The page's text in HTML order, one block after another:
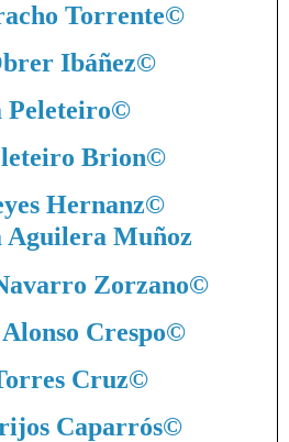
Torrente©
Ibáñez©
Peleteiro©
Brion©
Hernanz©
Aguilera Muñoz
Zorzano©
Crespo©
Cruz©
Caparrós©